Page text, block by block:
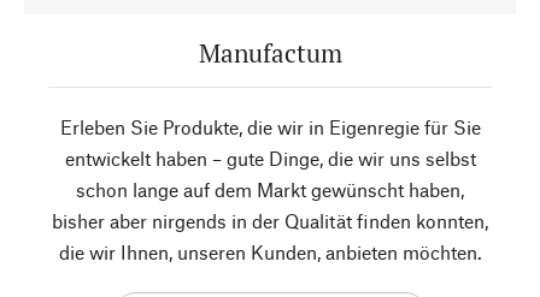
Manufactum
Erleben Sie Produkte, die wir in Eigenregie für Sie
entwickelt haben – gute Dinge, die wir uns selbst
schon lange auf dem Markt gewünscht haben,
bisher aber nirgends in der Qualität finden konnten,
die wir Ihnen, unseren Kunden, anbieten möchten.